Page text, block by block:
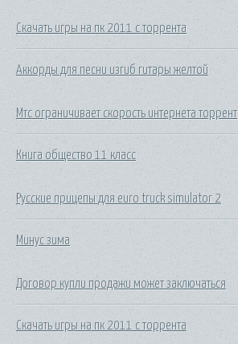
Скачать игры на пк 2011 с торрента
Аккорды для песни изгиб гитары желтой
Мтс ограничивает скорость интернета торрент
Книга общество 11 класс
Русские прицепы для euro truck simulator 2
Минус зима
Договор купли продажи может заключаться
Скачать игры на пк 2011 с торрента